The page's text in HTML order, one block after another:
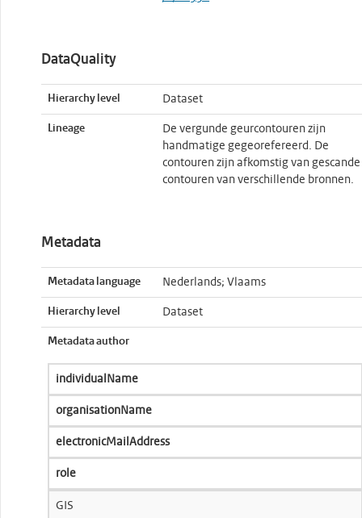
DataQuality
Hierarchy level Dataset
Lineage
De vergunde geurcontouren zijn
handmatige gegeorefereerd. De
contouren zijn afkomstig van gescande
contouren van verschillende bronnen.
Metadata
Metadata language Nederlands; Vlaams
Hierarchy level Dataset
Metadata author
individualName
organisationName
electronicMailAddress
role
GIS